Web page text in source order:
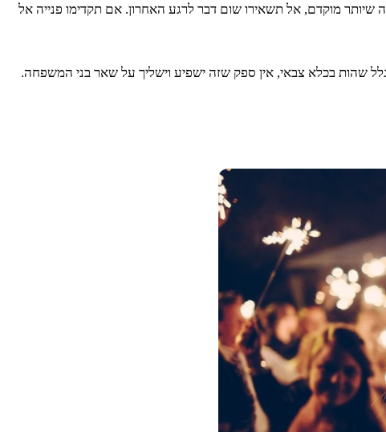
שיותר מוקדם, אל תשאירו שום דבר לרגע האחרון. אם תקדימו פנייה אל
שהות בכלא צבאי, אין ספק שזה ישפיע וישליך על שאר בני המשפחה.